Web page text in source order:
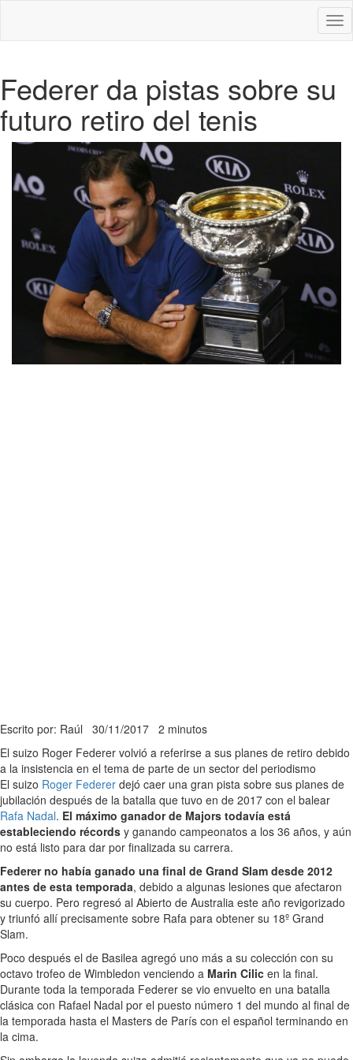
Federer da pistas sobre su
futuro retiro del tenis
Escrito por: Raúl 30/11/2017 2 minutos
El suizo Roger Federer volvió a referirse a sus planes de retiro debido
a la insistencia en el tema de parte de un sector del periodismo
El suizo Roger Federer dejó caer una gran pista sobre sus planes de
jubilación después de la batalla que tuvo en de 2017 con el balear
Rafa Nadal. El máximo ganador de Majors todavía está
estableciendo récords y ganando campeonatos a los 36 años, y aún
no está listo para dar por finalizada su carrera.
Federer no había ganado una final de Grand Slam desde 2012
antes de esta temporada, debido a algunas lesiones que afectaron
su cuerpo. Pero regresó al Abierto de Australia este año revigorizado
y triunfó allí precisamente sobre Rafa para obtener su 18º Grand
Slam.
Poco después el de Basilea agregó uno más a su colección con su
octavo trofeo de Wimbledon venciendo a Marin Cilic en la final.
Durante toda la temporada Federer se vio envuelto en una batalla
clásica con Rafael Nadal por el puesto número 1 del mundo al final de
la temporada hasta el Masters de París con el español terminando en
la cima.